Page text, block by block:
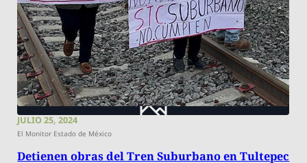
JULIO 25, 2024
El Monitor Estado de México
Detienen obras del Tren Suburbano en Tultepec